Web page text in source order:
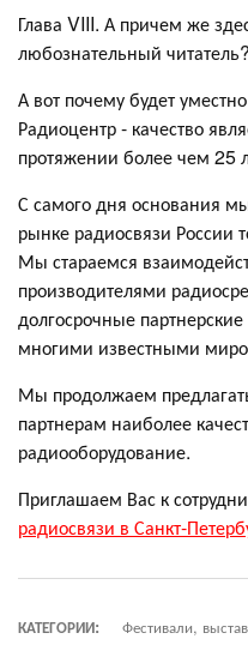
Глава VIII. А причем же
любознательный читатель?
А вот почему будет
Радиоцентр - качество
протяжении более чем 25
С самого дня основания
рынке радиосвязи России
Мы стараемся
производителями
долгосрочные
многими известными
Мы продолжаем
партнерам наиболее
радиооборудование.
Приглашаем Вас к
радиосвязи в Санкт-
КАТЕГОРИИ:
Фестивали,